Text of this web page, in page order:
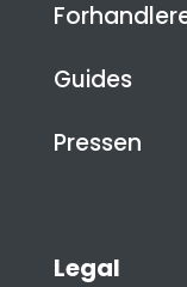
Guides
Pressen
Legal